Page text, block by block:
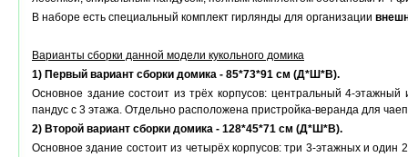
В наборе есть специальный комплект гирлянды для организации
Варианты сборки данной модели кукольного домика
1) Первый вариант сборки домика - 85*73*91 см (Д*Ш*В).
Основное здание состоит из трёх корпусов: центральный 4-
пандус с 3 этажа. Отдельно расположена пристройка-веранда для
2) Второй вариант сборки домика - 128*45*71 см (Д*Ш*В).
Основное здание состоит из четырёх корпусов: три 3-этажных и